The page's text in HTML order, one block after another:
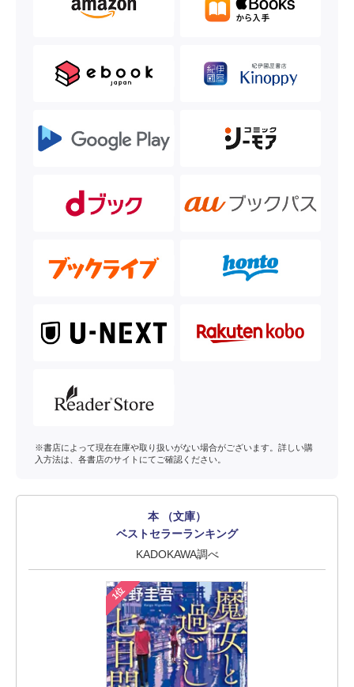
※書店によって現在在庫や取り扱いがない場合がございます。詳しい購
入方法は、各書店のサイトにてご確認ください。
本 （文庫）
ベストセラーランキング
KADOKAWA調べ
1位